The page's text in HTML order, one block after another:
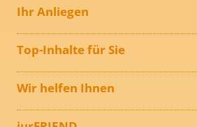
Ihr Anliegen
Top-Inhalte für Sie
Wir helfen Ihnen